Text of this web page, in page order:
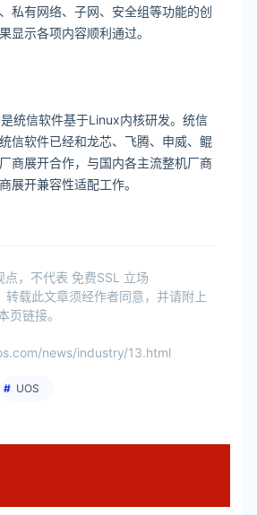
私有网络、子网、安全组等功能的创
显示各项内容顺利通过。
统信软件基于Linux内核研发。统信
信软件已经和龙芯、飞腾、申威、鲲
商展开合作，与国内各主流整机厂商
展开兼容性适配工作。
，不代表 免费SSL 立场
转载此文章须经作者同意，并请附上
页链接。
news/industry/13.html
UOS